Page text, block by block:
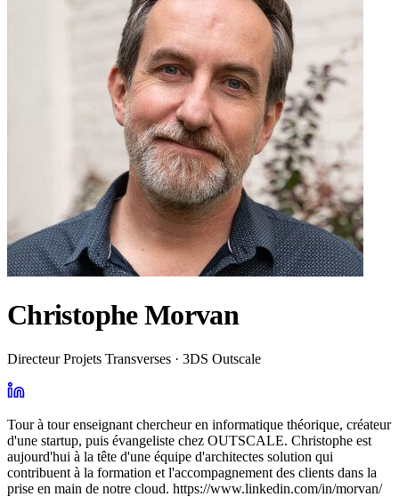
Christophe Morvan
Directeur Projets Transverses · 3DS Outscale
Tour à tour enseignant chercheur en informatique théorique, créateur
d'une startup, puis évangeliste chez OUTSCALE. Christophe est
aujourd'hui à la tête d'une équipe d'architectes solution qui
contribuent à la formation et l'accompagnement des clients dans la
prise en main de notre cloud. https://www.linkedin.com/in/morvan/